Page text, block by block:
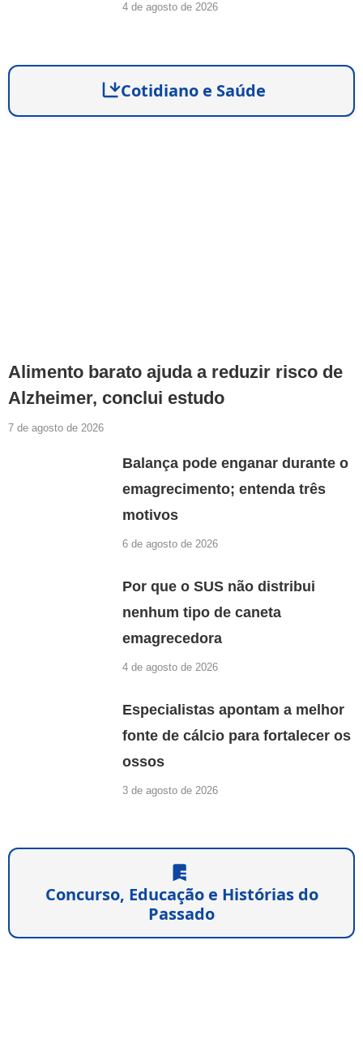
4 de agosto de 2026
Cotidiano e Saúde
Alimento barato ajuda a reduzir risco de
Alzheimer, conclui estudo
7 de agosto de 2026
Balança pode enganar durante o
emagrecimento; entenda três
motivos
6 de agosto de 2026
Por que o SUS não distribui
nenhum tipo de caneta
emagrecedora
4 de agosto de 2026
Especialistas apontam a melhor
fonte de cálcio para fortalecer os
ossos
3 de agosto de 2026
Concurso, Educação e Histórias do
Passado